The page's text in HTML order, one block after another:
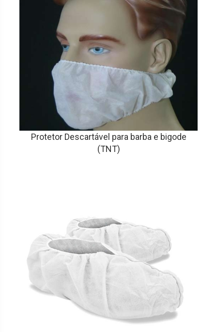
Protetor Descartável para barba e bigode
(TNT)